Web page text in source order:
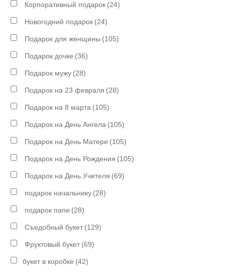
Корпоративный подарок (24)
Новогодний подарок (24)
Подарок для женщины (105)
Подарок дочке (36)
Подарок мужу (28)
Подарок на 23 февраля (28)
Подарок на 8 марта (105)
Подарок на День Ангела (105)
Подарок на День Матери (105)
Подарок на День Рождения (105)
Подарок на День Учителя (69)
подарок начальнику (28)
подарок папе (28)
Съедобный букет (129)
Фруктовый букет (69)
букет в коробке (42)